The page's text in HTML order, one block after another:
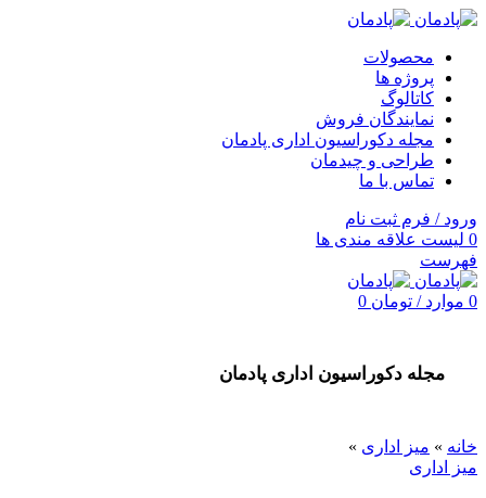
محصولات
پروژه ها
کاتالوگ
نمایندگان فروش
مجله دکوراسیون اداری پادمان
طراحی و چیدمان
تماس با ما
ورود / فرم ثبت نام
0 لیست علاقه مندی ها
فهرست
0 موارد / تومان
مجله دکوراسیون اداری پادمان
خانه » میز اداری »
میز اداری